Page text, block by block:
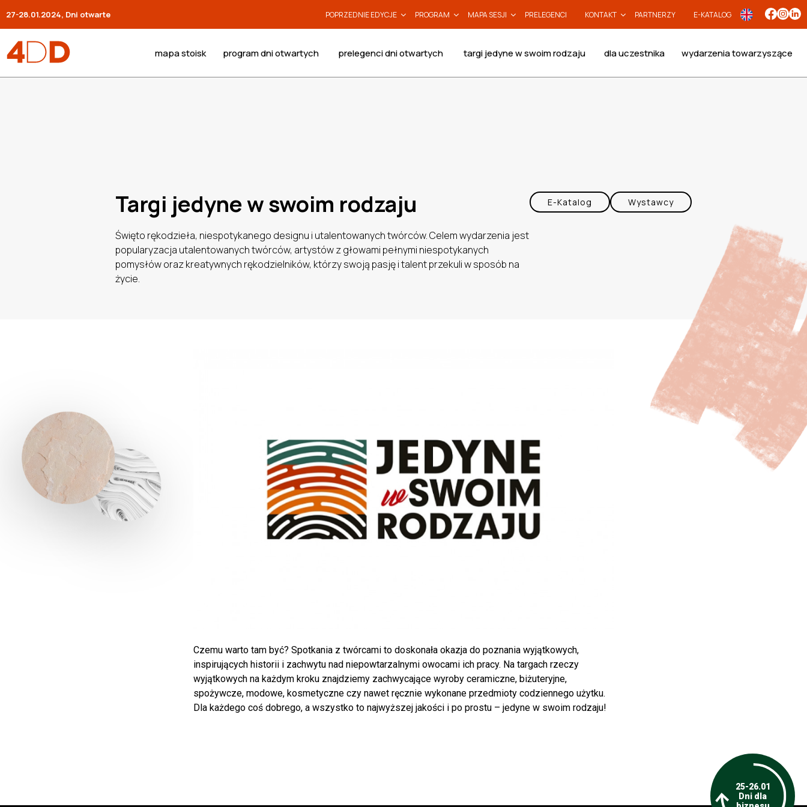
27-28.01.2024, Dni otwarte POPRZEDNIE EDYCJE PROGRAM MAPA SESJI PRELEGENCI KONTAKT PARTNERZY E-KATALOG
mapa stoisk program dni otwartych prelegenci dni otwartych targi jedyne w swoim rodzaju dla uczestnika wydarzenia towarzyszące
Targi jedyne w swoim rodzaju
Święto rękodzieła, niespotykanego designu i utalentowanych twórców. Celem wydarzenia jest
popularyzacja utalentowanych twórców, artystów z głowami pełnymi niespotykanych
pomysłów oraz kreatywnych rękodzielników, którzy swoją pasję i talent przekuli w sposób na
życie.
E-Katalog Wystawcy
25-26.01
Dni dla
Czemu warto tam być? Spotkania z twórcami to doskonała okazja do poznania wyjątkowych,
inspirujących historii i zachwytu nad niepowtarzalnymi owocami ich pracy. Na targach rzeczy
wyjątkowych na każdym kroku znajdziemy zachwycające wyroby ceramiczne, biżuteryjne,
spożywcze, modowe, kosmetyczne czy nawet ręcznie wykonane przedmioty codziennego użytku.
Dla każdego coś dobrego, a wszystko to najwyższej jakości i po prostu – jedyne w swoim rodzaju!